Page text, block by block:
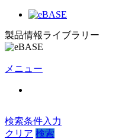
製品情報ライブラリー
メニュー
検索条件入力
クリア 検索